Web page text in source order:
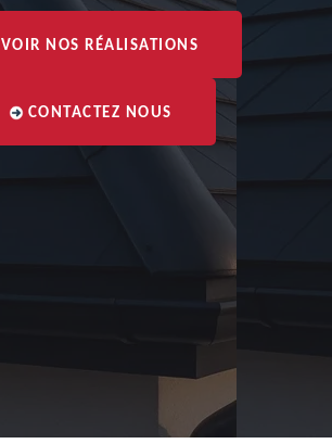
VOIR NOS RÉALISATIONS
CONTACTEZ NOUS